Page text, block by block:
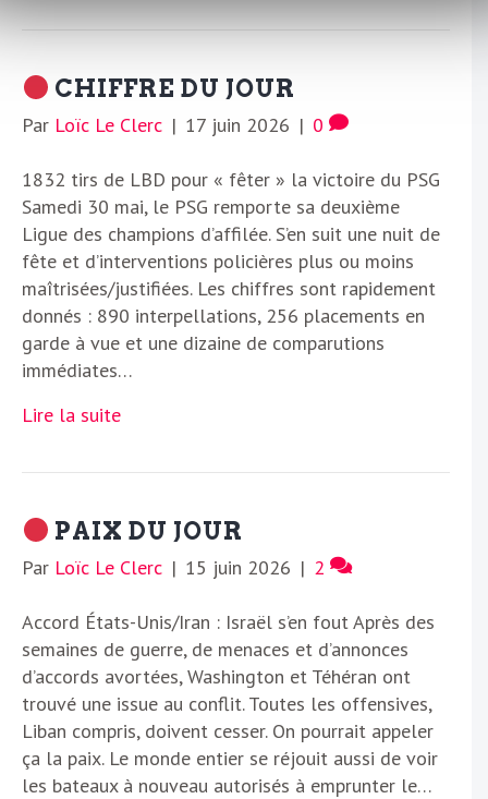
CHIFFRE DU JOUR
Par Loïc Le Clerc | 17 juin 2026 | 0
1832 tirs de LBD pour « fêter » la victoire du PSG
Samedi 30 mai, le PSG remporte sa deuxième
Ligue des champions d’affilée. S’en suit une nuit de
fête et d’interventions policières plus ou moins
maîtrisées/justifiées. Les chiffres sont rapidement
donnés : 890 interpellations, 256 placements en
garde à vue et une dizaine de comparutions
immédiates…
Lire la suite
PAIX DU JOUR
Par Loïc Le Clerc | 15 juin 2026 | 2
Accord États-Unis/Iran : Israël s’en fout Après des
semaines de guerre, de menaces et d’annonces
d’accords avortées, Washington et Téhéran ont
trouvé une issue au conflit. Toutes les offensives,
Liban compris, doivent cesser. On pourrait appeler
ça la paix. Le monde entier se réjouit aussi de voir
les bateaux à nouveau autorisés à emprunter le…